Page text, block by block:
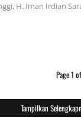
H. Iman Irdian
Page 1
Tampilkan